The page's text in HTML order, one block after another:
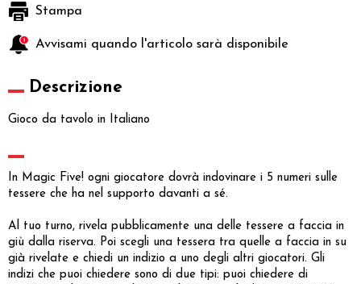
Stampa
Avvisami quando l'articolo sarà disponibile
Descrizione
Gioco da tavolo in Italiano
In Magic Five! ogni giocatore dovrà indovinare i 5 numeri sulle
tessere che ha nel supporto davanti a sé.
Al tuo turno, rivela pubblicamente una delle tessere a faccia in
giù dalla riserva. Poi scegli una tessera tra quelle a faccia in su
già rivelate e chiedi un indizio a uno degli altri giocatori. Gli
indizi che puoi chiedere sono di due tipi: puoi chiedere di